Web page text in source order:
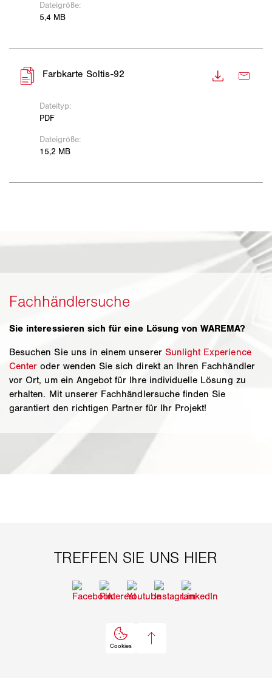
Sie interessieren sich für eine Lösung von WAREMA?
Besuchen Sie uns in einem unserer Sunlight Experience
Center oder wenden Sie sich direkt an Ihren Fachhändler
vor Ort, um ein Angebot für Ihre individuelle Lösung zu
erhalten. Mit unserer Fachhändlersuche finden Sie
garantiert den richtigen Partner für Ihr Projekt!